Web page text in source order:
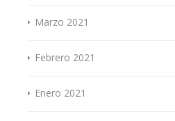
Marzo 2021
Febrero 2021
Enero 2021